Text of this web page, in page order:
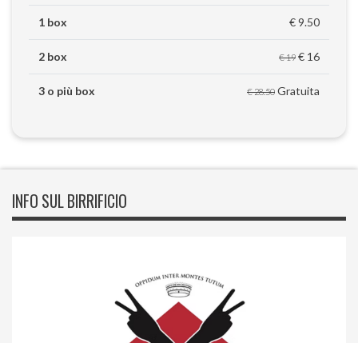
1 box € 9.50
2 box € 19 € 16
3 o più box € 28.50 Gratuita
INFO SUL BIRRIFICIO